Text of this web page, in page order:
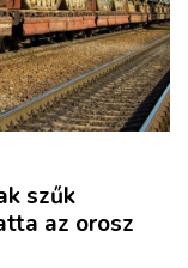
szűk
az orosz